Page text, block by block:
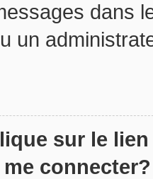
dans
un
sur le
connecter?